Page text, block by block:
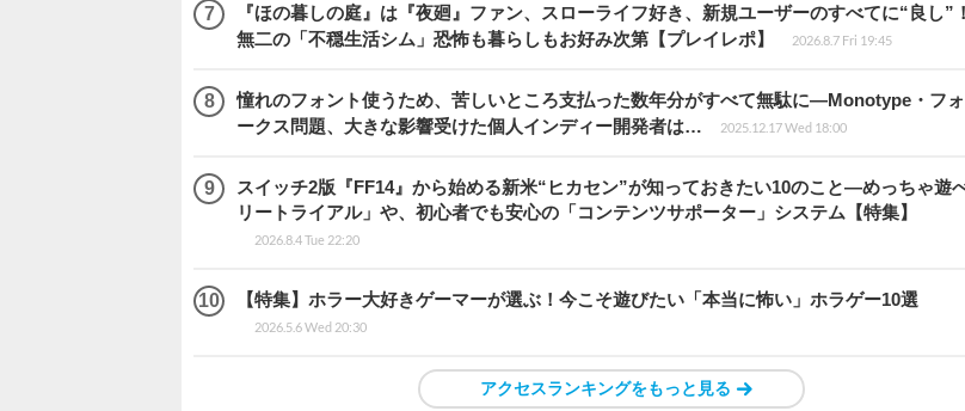
『ほの暮しの庭』は『夜廻』ファン、スローライフ好き、新規ユーザーのすべてに“良し”
無二の「不穏生活シム」恐怖も暮らしもお好み次第【プレイレポ】
2026.8.7 Fri 19:45
憧れのフォント使うため、苦しいところ支払った数年分がすべて無駄に―Monotype・フ
ークス問題、大きな影響受けた個人インディー開発者は…
2025.12.17 Wed 18:00
スイッチ2版『FF14』から始める新米“ヒカセン”が知っておきたい10のこと―めっちゃ遊
リートライアル」や、初心者でも安心の「コンテンツサポーター」システム【特集】
2026.8.4 Tue 22:20
【特集】ホラー大好きゲーマーが選ぶ！今こそ遊びたい「本当に怖い」ホラゲー10選
2026.5.6 Wed 20:30
アクセスランキングをもっと見る